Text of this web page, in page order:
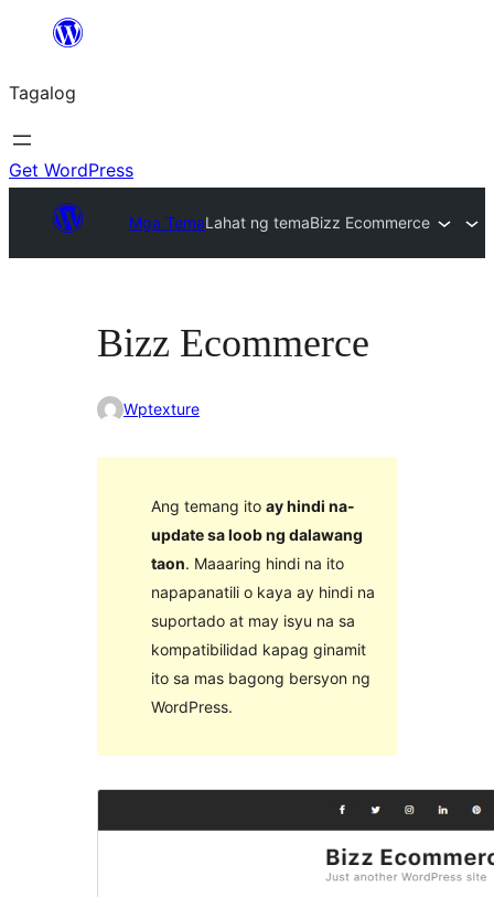
Lumaktaw
sa
content
Tagalog
Get WordPress
Mga TemaLahat ng temaBizz Ecommerce
Bizz Ecommerce
Wptexture
Ang temang ito ay hindi na-
update sa loob ng dalawang
taon. Maaaring hindi na ito
napapanatili o kaya ay hindi na
suportado at may isyu na sa
kompatibilidad kapag ginamit
ito sa mas bagong bersyon ng
WordPress.